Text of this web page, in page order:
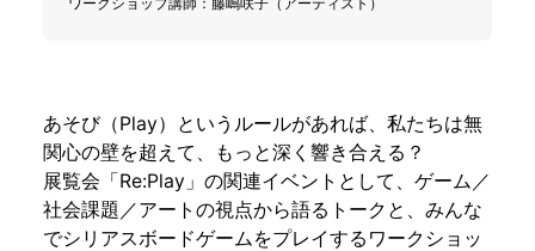
あそび（Play）というルールがあれば、私たちは無
関心の壁を超えて、もっと深く響き合える？
展覧会「Re:Play」の関連イベントとして、ゲーム／
社会課題／アートの視点から語るトークと、みんな
でシリアスボードゲームをプレイするワークショッ